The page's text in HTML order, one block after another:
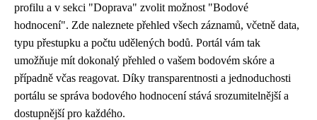
profilu a v sekci "Doprava" zvolit možnost "Bodové
hodnocení". Zde naleznete přehled všech záznamů, včetně data,
typu přestupku a počtu udělených bodů. Portál vám tak
umožňuje mít dokonalý přehled o vašem bodovém skóre a
případně včas reagovat. Díky transparentnosti a jednoduchosti
portálu se správa bodového hodnocení stává srozumitelnější a
dostupnější pro každého.